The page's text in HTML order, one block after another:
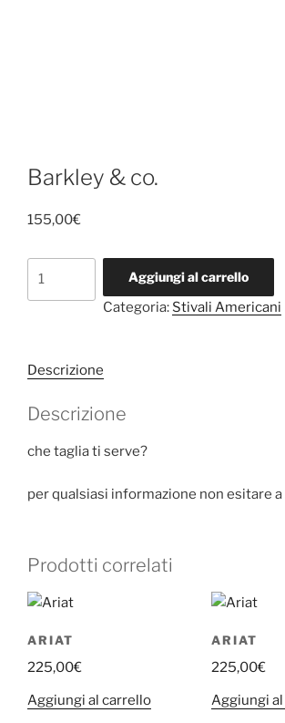
Barkley & co.
155,00€
Aggiungi al carrello
Categoria: Stivali Americani
Descrizione
Descrizione
che taglia ti serve?
per qualsiasi informazione non esitare
Prodotti correlati
ARIAT
225,00€
Aggiungi al carrello
ARIAT
225,00€
Aggiungi